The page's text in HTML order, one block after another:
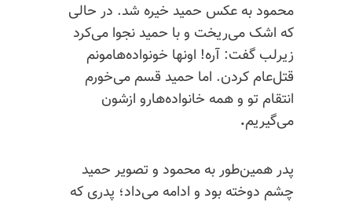
محمود به عکس حمید خیره شد. در حالی
که اشک می‌ریخت و با حمید نجوا می‌کرد
زیرلب گفت: آره! اونها خونواده‌هامونم
قتل‌عام کردن. اما حمید قسم می‌خورم
انتقام تو و همه خانواده‌هارو ازشون
می‌گیریم.
پدر همین‌طور به محمود و تصویر حمید
چشم دوخته بود و ادامه می‌داد؛ پدری که